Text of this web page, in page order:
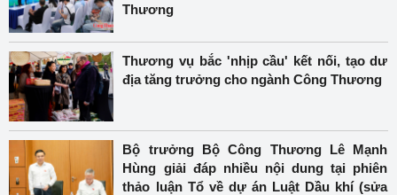
Thương
Thương vụ bắc 'nhịp cầu' kết nối, tạo dư
địa tăng trưởng cho ngành Công Thương
Bộ trưởng Bộ Công Thương Lê Mạnh
Hùng giải đáp nhiều nội dung tại phiên
thảo luận Tổ về dự án Luật Dầu khí (sửa